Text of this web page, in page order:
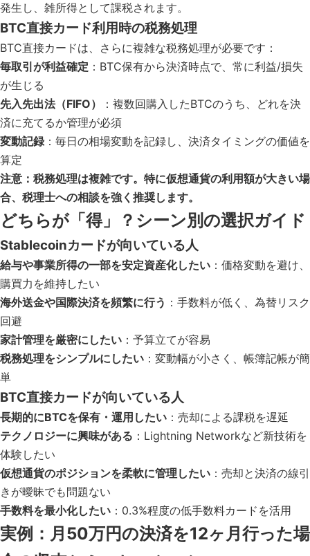
発生し、雑所得として課税されます。
BTC直接カード利用時の税務処理
BTC直接カードは、さらに複雑な税務処理が必要です：
毎取引が利益確定 ：BTC保有から決済時点で、常に利益/損失
が生じる
先入先出法（FIFO）
：複数回購入したBTCのうち、どれを決
済に充てるか管理が必須
変動記録：毎日の相場変動を記録し、決済タイミングの価値を
算定
注意：税務処理は複雑です。特に仮想通貨の利用額が大きい場
合、税理士への相談を強く推奨します。
どちらが「得」？シーン別の選択ガイド
Stablecoinカードが向いている人
給与や事業所得の一部を安定資産化したい ：価格変動を避け、
購買力を維持したい
海外送金や国際決済を頻繁に行う ：手数料が低く、為替リスク
回避
家計管理を厳密にしたい ：予算立てが容易
税務処理をシンプルにしたい ：変動幅が小さく、帳簿記帳が簡
単
BTC直接カードが向いている人
長期的にBTCを保有・運用したい ：売却による課税を遅延
テクノロジーに興味がある ：Lightning Networkなど新技術を
体験したい
仮想通貨のポジションを柔軟に管理したい ：売却と決済の線引
きが曖昧でも問題ない
手数料を最小化したい ：0.3%程度の低手数料カードを活用
実例：月50万円の決済を12ヶ月行った場